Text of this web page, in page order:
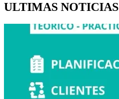
ULTIMAS NOTICIAS